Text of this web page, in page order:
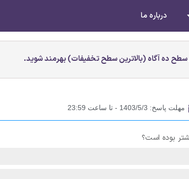
درباره ما
سطح ده آگاه (بالاترین سطح تخفیفات) بهرمند شوید.
مهلت پاسخ: 1403/5/3 - تا ساعت 23:59
بوده است؟